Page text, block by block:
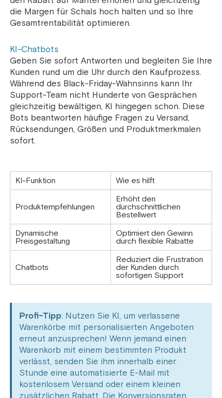
die Margen für Schals hoch halten und so Ihre
Gesamtrentabilität optimieren.
KI-Chatbots
Geben Sie sofort Antworten und begleiten Sie Ihre
Kunden rund um die Uhr durch den Kaufprozess.
Während des Black-Friday-Wahnsinns kann Ihr
Support-Team nicht Hunderte von Gesprächen
gleichzeitig bewältigen, KI hingegen schon. Diese
Bots beantworten häufige Fragen zu Versand,
Rücksendungen, Größen und Produktmerkmalen
sofort.
KI-Funktion Wie es hilft
Produktempfehlungen
Erhöht den
durchschnittlichen
Bestellwert
Dynamische
Preisgestaltung
Optimiert den Gewinn
durch flexible Rabatte
Chatbots
Reduziert die Frustration
der Kunden durch
sofortigen Support
Profi-Tipp: Nutzen Sie KI, um verlassene
Warenkörbe mit personalisierten Angeboten
erneut anzusprechen! Wenn jemand einen
Warenkorb mit einem bestimmten Produkt
verlässt, senden Sie ihm innerhalb einer
Stunde eine automatisierte E-Mail mit
kostenlosem Versand oder einem kleinen
zusätzlichen Rabatt. Die Konversionsraten